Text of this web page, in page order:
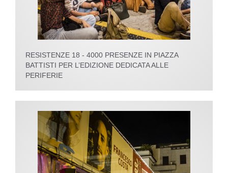
RESISTENZE 18 - 4000 PRESENZE IN PIAZZA
BATTISTI PER L’EDIZIONE DEDICATA ALLE
PERIFERIE